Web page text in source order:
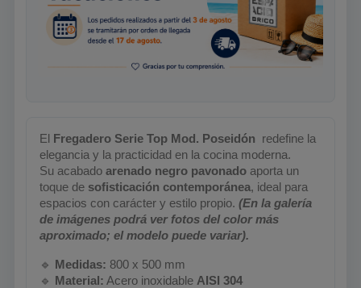
El Fregadero Serie Top Mod. Poseidón redefine la
elegancia y la practicidad en la cocina moderna.
Su acabado arenado negro pavonado aporta un
toque de sofisticación contemporánea, ideal para
espacios con carácter y estilo propio. (En la galería
de imágenes podrá ver fotos del color más
aproximado; el modelo puede variar).
🔹 Medidas: 800 x 500 mm
🔹 Material: Acero inoxidable AISI 304